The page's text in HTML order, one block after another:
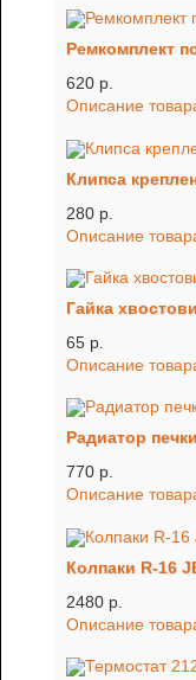
Ремкомплект
620 p.
Описание
Клипса
280 p.
Описание
65 p.
Описание
Радиатор
770 p.
Описание
Колпаки R-16
2480 p.
Описание